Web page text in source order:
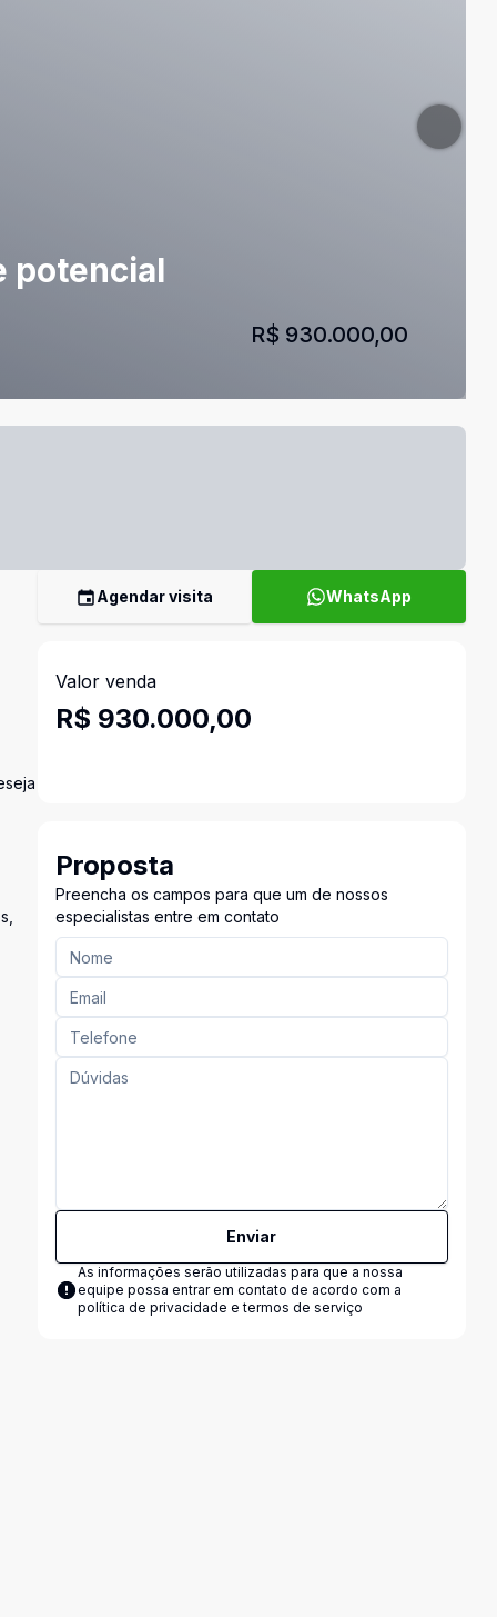
potencial
R$ 930.000,00
Agendar visita WhatsApp
Valor venda
R$ 930.000,00
Proposta
Preencha os campos para que um de nossos
especialistas entre em contato
Enviar
As informações serão utilizadas para que a nossa
equipe possa entrar em contato de acordo com a
política de privacidade e termos de serviço